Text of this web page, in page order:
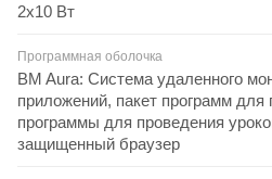
2х10 Вт
Программная оболочка
BM Aura: Система удаленного
приложений, пакет программ для
программы для проведения
защищенный браузер